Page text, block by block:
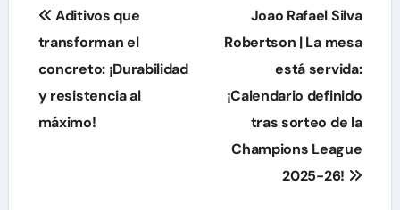
Navegación
de
entradas
Aditivos que
transforman el
concreto: ¡Durabilidad
y resistencia al
máximo!
Joao Rafael Silva
Robertson | La mesa
está servida:
¡Calendario definido
tras sorteo de la
Champions League
2025-26!